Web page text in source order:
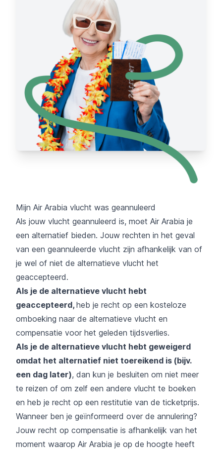
Mijn Air Arabia vlucht was geannuleerd
Als jouw vlucht geannuleerd is, moet Air Arabia je
een alternatief bieden. Jouw rechten in het geval
van een geannuleerde vlucht zijn afhankelijk van of
je wel of niet de alternatieve vlucht het
geaccepteerd.
Als je de alternatieve vlucht hebt
geaccepteerd, heb je recht op een kosteloze
omboeking naar de alternatieve vlucht en
compensatie voor het geleden tijdsverlies.
Als je de alternatieve vlucht hebt geweigerd
omdat het alternatief niet toereikend is (bijv.
een dag later), dan kun je besluiten om niet meer
te reizen of om zelf een andere vlucht te boeken
en heb je recht op een restitutie van de ticketprijs.
Wanneer ben je geïnformeerd over de annulering?
Jouw recht op compensatie is afhankelijk van het
moment waarop Air Arabia je op de hoogte heeft